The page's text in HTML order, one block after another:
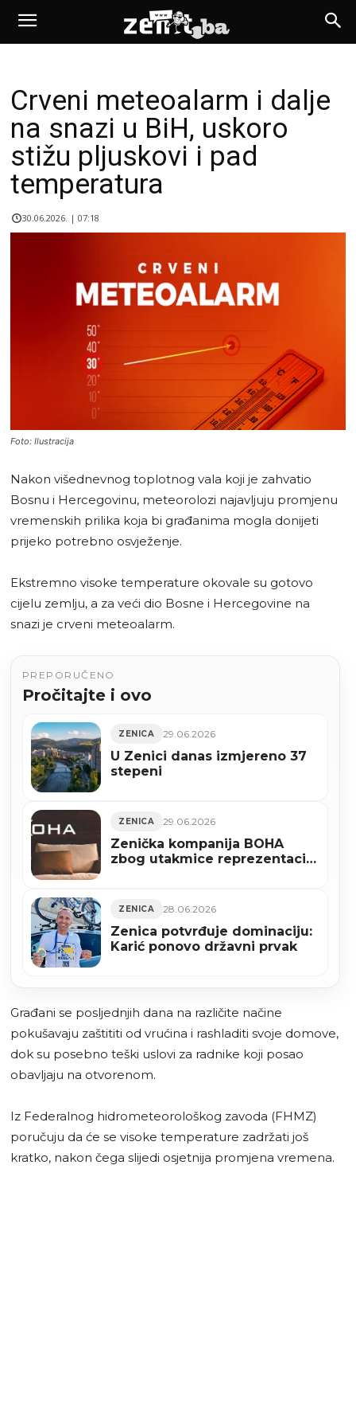
Crveni meteoalarm i dalje
na snazi u BiH, uskoro
stižu pljuskovi i pad
temperatura
30.06.2026. | 07:18
Foto: Ilustracija
Nakon višednevnog toplotnog vala koji je zahvatio
Bosnu i Hercegovinu, meteorolozi najavljuju promjenu
vremenskih prilika koja bi građanima mogla donijeti
prijeko potrebno osvježenje.
Ekstremno visoke temperature okovale su gotovo
cijelu zemlju, a za veći dio Bosne i Hercegovine na
snazi je crveni meteoalarm.
PREPORUČENO
Pročitajte i ovo
ZENICA 29.06.2026
U Zenici danas izmjereno 37
stepeni
ZENICA 29.06.2026
Zenička kompanija BOHA
zbog utakmice reprezentacije
ZENICA 28.06.2026
Zenica potvrđuje dominaciju:
Karić ponovo državni prvak
Građani se posljednjih dana na različite načine
pokušavaju zaštititi od vrućina i rashladiti svoje domove,
dok su posebno teški uslovi za radnike koji posao
obavljaju na otvorenom.
Iz Federalnog hidrometeorološkog zavoda (FHMZ)
poručuju da će se visoke temperature zadržati još
kratko, nakon čega slijedi osjetnija promjena vremena.